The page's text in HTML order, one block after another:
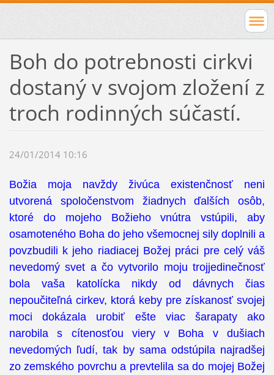
Boh do potrebnosti cirkvi
dostaný v svojom zložení z
troch rodinných súčastí.
24/01/2014 10:16
Božia moja navždy živúca existenčnosť neni
utvorená spoločenstvom žiadnych ďalších osôb,
ktoré do mojeho Božieho vnútra vstúpili, aby
osamoteného Boha do jeho všemocnej sily doplnili a
povzbudili k jeho riadiacej Božej práci pre celý váš
nevedomý svet a čo vytvorilo moju trojjedinečnosť
bola vaša katolícka nikdy od dávnych čias
nepoučiteľná cirkev, ktorá keby pre získanosť svojej
moci dokázala urobiť ešte viac šarapaty ako
narobila s cítenosťou viery v Boha v dušiach
nevedomých ľudí, tak by sama odstúpila najradšej
zo zemského povrchu a prevtelila sa do mojej Božej